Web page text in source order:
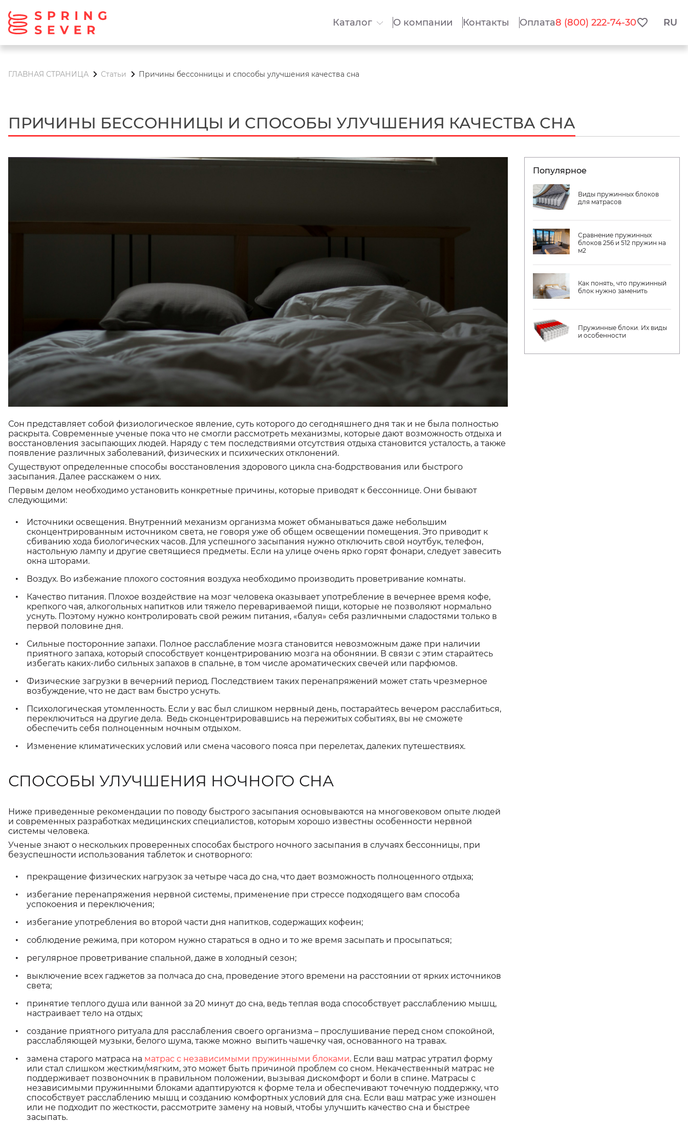
Каталог О компании Контакты Оплата8 (800) 222-74-30 RU
ГЛАВНАЯ СТРАНИЦА Статьи Причины бессонницы и способы улучшения качества сна
ПРИЧИНЫ БЕССОННИЦЫ И СПОСОБЫ УЛУЧШЕНИЯ КАЧЕСТВА СНА
Сон представляет собой физиологическое явление, суть которого до сегодняшнего дня так и не была полностью
раскрыта. Современные ученые пока что не смогли рассмотреть механизмы, которые дают возможность отдыха и
восстановления засыпающих людей. Наряду с тем последствиями отсутствия отдыха становится усталость, а также
появление различных заболеваний, физических и психических отклонений.
Существуют определенные способы восстановления здорового цикла сна-бодрствования или быстрого
засыпания. Далее расскажем о них.
Первым делом необходимо установить конкретные причины, которые приводят к бессоннице. Они бывают
следующими:
Источники освещения. Внутренний механизм организма может обманываться даже небольшим
сконцентрированным источником света, не говоря уже об общем освещении помещения. Это приводит к
сбиванию хода биологических часов. Для успешного засыпания нужно отключить свой ноутбук, телефон,
настольную лампу и другие светящиеся предметы. Если на улице очень ярко горят фонари, следует завесить
окна шторами.
Воздух. Во избежание плохого состояния воздуха необходимо производить проветривание комнаты.
Качество питания. Плохое воздействие на мозг человека оказывает употребление в вечернее время кофе,
крепкого чая, алкогольных напитков или тяжело перевариваемой пищи, которые не позволяют нормально
уснуть. Поэтому нужно контролировать свой режим питания, «балуя» себя различными сладостями только в
первой половине дня.
Сильные посторонние запахи. Полное расслабление мозга становится невозможным даже при наличии
приятного запаха, который способствует концентрированию мозга на обонянии. В связи с этим старайтесь
избегать каких-либо сильных запахов в спальне, в том числе ароматических свечей или парфюмов.
Физические загрузки в вечерний период. Последствием таких перенапряжений может стать чрезмерное
возбуждение, что не даст вам быстро уснуть.
Психологическая утомленность. Если у вас был слишком нервный день, постарайтесь вечером расслабиться,
переключиться на другие дела. Ведь сконцентрировавшись на пережитых событиях, вы не сможете
обеспечить себя полноценным ночным отдыхом.
Изменение климатических условий или смена часового пояса при перелетах, далеких путешествиях.
СПОСОБЫ УЛУЧШЕНИЯ НОЧНОГО СНА
Ниже приведенные рекомендации по поводу быстрого засыпания основываются на многовековом опыте людей
и современных разработках медицинских специалистов, которым хорошо известны особенности нервной
системы человека.
Ученые знают о нескольких проверенных способах быстрого ночного засыпания в случаях бессонницы, при
безуспешности использования таблеток и снотворного:
прекращение физических нагрузок за четыре часа до сна, что дает возможность полноценного отдыха;
избегание перенапряжения нервной системы, применение при стрессе подходящего вам способа
успокоения и переключения;
избегание употребления во второй части дня напитков, содержащих кофеин;
соблюдение режима, при котором нужно стараться в одно и то же время засыпать и просыпаться;
регулярное проветривание спальной, даже в холодный сезон;
выключение всех гаджетов за полчаса до сна, проведение этого времени на расстоянии от ярких источников
света;
принятие теплого душа или ванной за 20 минут до сна, ведь теплая вода способствует расслаблению мышц,
настраивает тело на отдых;
создание приятного ритуала для расслабления своего организма – прослушивание перед сном спокойной,
расслабляющей музыки, белого шума, также можно выпить чашечку чая, основанного на травах.
замена старого матраса на матрас с независимыми пружинными блоками. Если ваш матрас утратил форму
или стал слишком жестким/мягким, это может быть причиной проблем со сном. Некачественный матрас не
поддерживает позвоночник в правильном положении, вызывая дискомфорт и боли в спине. Матрасы с
независимыми пружинными блоками адаптируются к форме тела и обеспечивают точечную поддержку, что
способствует расслаблению мышц и созданию комфортных условий для сна. Если ваш матрас уже изношен
или не подходит по жесткости, рассмотрите замену на новый, чтобы улучшить качество сна и быстрее
засыпать.
Популярное
Виды пружинных блоков
для матрасов
Сравнение пружинных
блоков 256 и 512 пружин на
м2
Как понять, что пружинный
блок нужно заменить
Пружинные блоки. Их виды
и особенности